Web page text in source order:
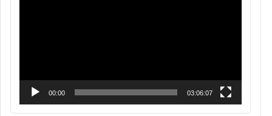
00:00 03:06:07